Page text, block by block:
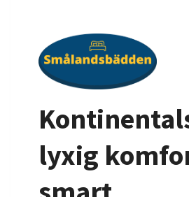
lyxig